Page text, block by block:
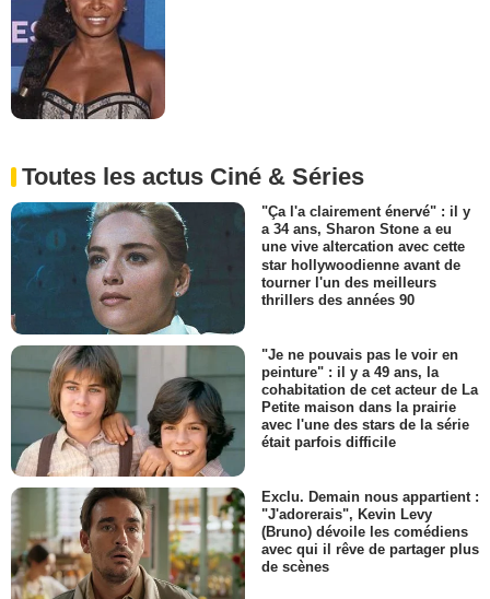
Toutes les actus Ciné & Séries
"Ça l'a clairement énervé" : il y
a 34 ans, Sharon Stone a eu
une vive altercation avec cette
star hollywoodienne avant de
tourner l'un des meilleurs
thrillers des années 90
"Je ne pouvais pas le voir en
peinture" : il y a 49 ans, la
cohabitation de cet acteur de La
Petite maison dans la prairie
avec l'une des stars de la série
était parfois difficile
Exclu. Demain nous appartient :
"J'adorerais", Kevin Levy
(Bruno) dévoile les comédiens
avec qui il rêve de partager plus
de scènes